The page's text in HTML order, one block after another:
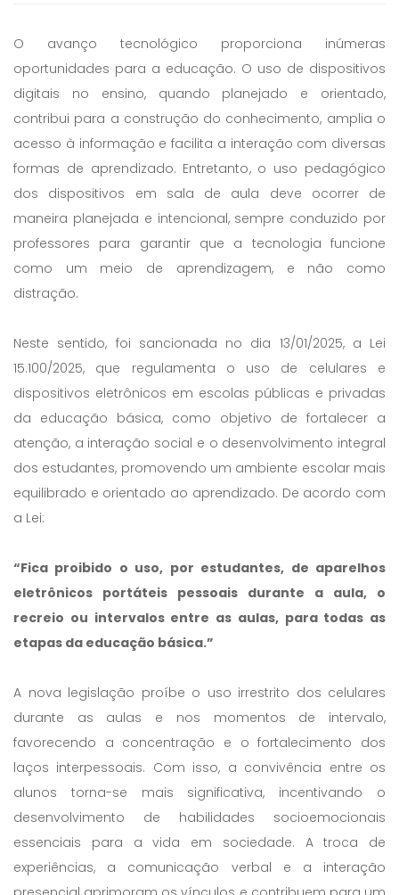
O avanço tecnológico proporciona inúmeras
oportunidades para a educação. O uso de dispositivos
digitais no ensino, quando planejado e orientado,
contribui para a construção do conhecimento, amplia o
acesso à informação e facilita a interação com diversas
formas de aprendizado. Entretanto, o uso pedagógico
dos dispositivos em sala de aula deve ocorrer de
maneira planejada e intencional, sempre conduzido por
professores para garantir que a tecnologia funcione
como um meio de aprendizagem, e não como
distração.
Neste sentido, foi sancionada no dia 13/01/2025, a Lei
15.100/2025, que regulamenta o uso de celulares e
dispositivos eletrônicos em escolas públicas e privadas
da educação básica, como objetivo de fortalecer a
atenção, a interação social e o desenvolvimento integral
dos estudantes, promovendo um ambiente escolar mais
equilibrado e orientado ao aprendizado. De acordo com
a Lei:
“Fica proibido o uso, por estudantes, de aparelhos
eletrônicos portáteis pessoais durante a aula, o
recreio ou intervalos entre as aulas, para todas as
etapas da educação básica.”
A nova legislação proíbe o uso irrestrito dos celulares
durante as aulas e nos momentos de intervalo,
favorecendo a concentração e o fortalecimento dos
laços interpessoais. Com isso, a convivência entre os
alunos torna-se mais significativa, incentivando o
desenvolvimento de habilidades socioemocionais
essenciais para a vida em sociedade. A troca de
experiências, a comunicação verbal e a interação